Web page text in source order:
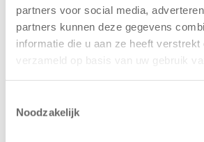
partners voor social media,
partners kunnen deze gegevens
informatie die u aan ze heeft verstrekt
verzameld op basis van uw gebruik
Noodzakelijk
Naam ouder/verzorger
Voornaam